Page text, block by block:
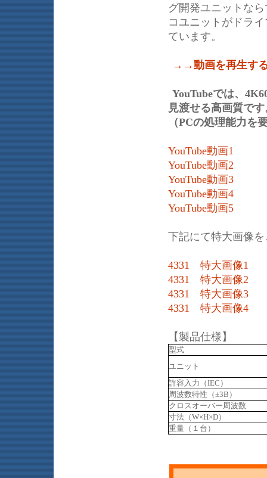
グ開発ユニットな
コユニットがドラ
ています。
→→動画を再生す
YouTubeでは、
見渡せる高画質で
（PCの処理能力を
YouTube動画1
YouTube動画2
YouTube動画3
YouTube動画4
YouTube動画5
下記にて特大画像
4331 特大画像1
4331 特大画像2
4331 特大画像3
4331 特大画像4
【製品仕様】
型式
ユニット
許容入力（IEC）
周波数特性（±3B）
クロスオーバー周波数
寸法（W×H×D）
重量（１台）